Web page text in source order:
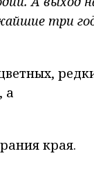
три
а
края.